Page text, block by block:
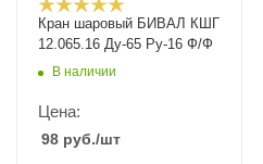
Кран шаровый БИВАЛ КШГ
12.065.16 Ду-65 Ру-16 Ф/Ф
В наличии
Цена:
98 руб./шт